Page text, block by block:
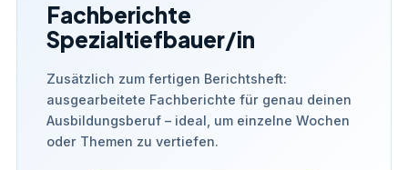
Fachberichte
Spezialtiefbauer/in
Zusätzlich zum fertigen Berichtsheft:
ausgearbeitete Fachberichte für genau deinen
Ausbildungsberuf – ideal, um einzelne Wochen
oder Themen zu vertiefen.